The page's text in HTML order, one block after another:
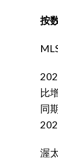
按
比
同
渥